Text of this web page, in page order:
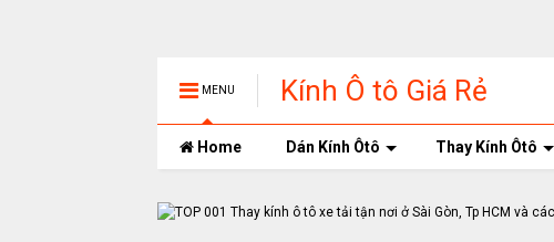
MENU Kính Ô tô Giá Rẻ
Home Dán Kính Ôtô Thay Kính Ôtô